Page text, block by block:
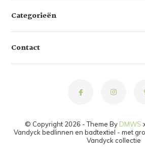
Categorieën
Contact
© Copyright 2026 - Theme By DMWS
Vandyck bedlinnen en badtextiel - met
Vandyck collectie